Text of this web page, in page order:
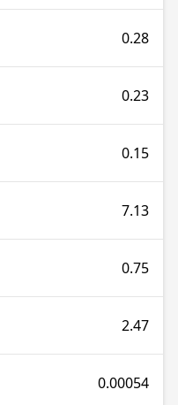
0.28
0.23
0.15
7.13
0.75
2.47
0.00054